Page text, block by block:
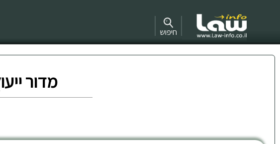
חיפוש
מדור